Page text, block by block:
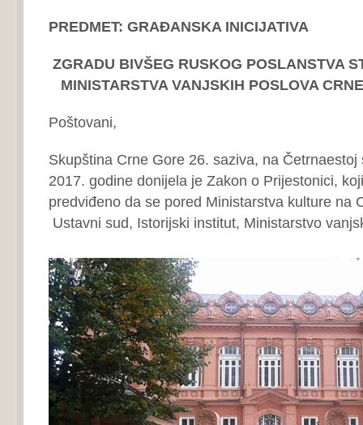
PREDMET: GRAĐANSKA INICIJATIVA
ZGRADU BIVŠEG RUSKOG POSLANSTVA
MINISTARSTVA VANJSKIH POSLOVA
Poštovani,
Skupština Crne Gore 26. saziva, na Četrnaestoj
2017. godine donijela je Zakon o Prijestonici,
predviđeno da se pored Ministarstva kulture na
Ustavni sud, Istorijski institut, Ministarstvo